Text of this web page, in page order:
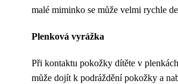
malé miminko se může velmi rychle
Plenková vyrážka
Při kontaktu pokožky dítěte v
může dojít k podráždění pokožky a